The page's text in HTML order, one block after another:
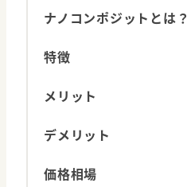
ナノコンポジットとは？
特徴
メリット
デメリット
価格相場